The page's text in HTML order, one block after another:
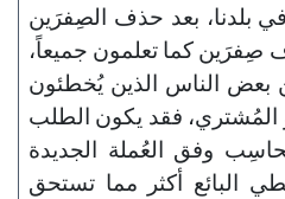
في بلدنا، بعد حذف الصِفرَين
صِفرَين كما تعلمون جميعاً،
بعض الناس الذين يُخطئون
المُشتري، فقد يكون الطلب
وفق العُملة الجديدة
البائع أكثر مما تستحق